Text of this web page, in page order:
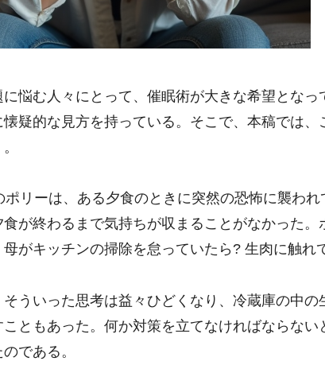
悩む人々にとって、催眠術が大きな希望とな
懐疑的な見方を持っている。そこで、本稿では
ポリーは、ある夕食のときに突然の恐怖に襲わ
が終わるまで気持ちが収まることがなかった
母がキッチンの掃除を怠っていたら? 生肉に触れ
ういった思考は益々ひどくなり、冷蔵庫の中
ともあった。何か対策を立てなければならない
である。